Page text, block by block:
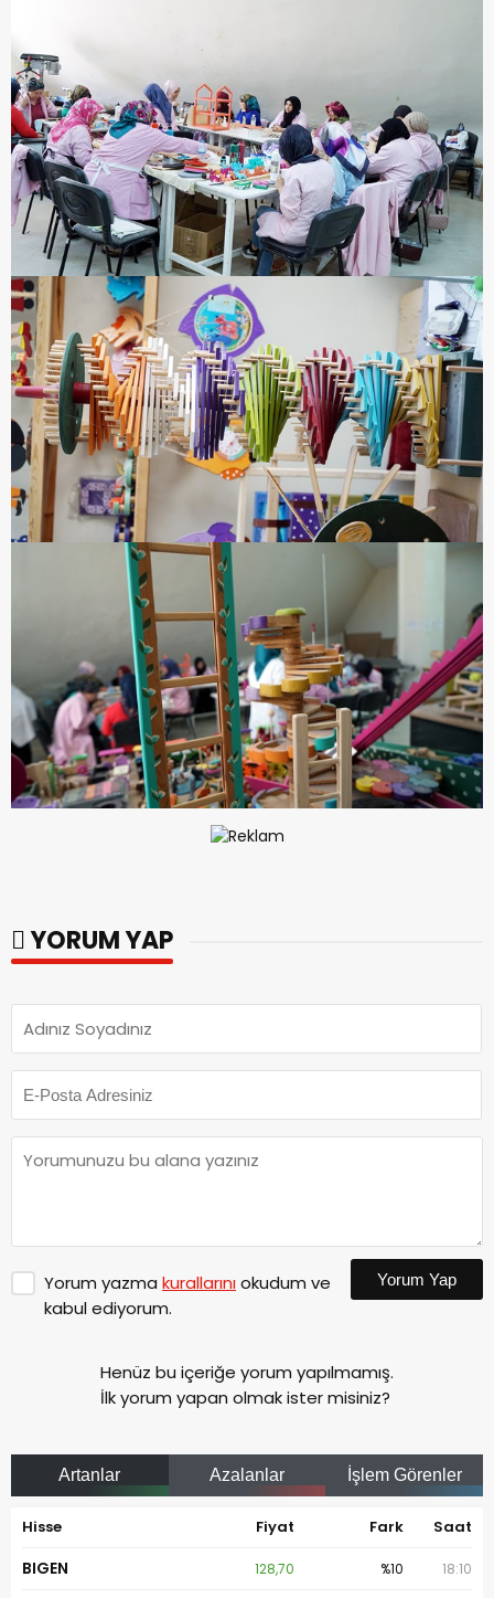
YORUM YAP
Yorum yazma kurallarınıokudum ve
kabul ediyorum.
Yorum Yap
Henüz bu içeriğe yorum yapılmamış.
İlk yorum yapan olmak ister misiniz?
Artanlar Azalanlar İşlem Görenler
Hisse Fiyat Fark Saat
BIGEN 128,70 %10 18:10